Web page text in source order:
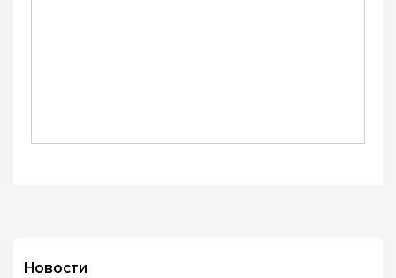
Новости